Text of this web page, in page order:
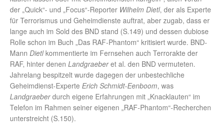
der „Quick“- und „Focus“-Reporter Wilhelm Dietl, der als Experte
für Terrorismus und Geheimdienste auftrat, aber zugab, dass er
lange auch im Sold des BND stand (S.149) und dessen dubiose
Rolle schon im Buch „Das RAF-Phantom“ kritisiert wurde. BND-
Mann Dietlkommentierte im Fernsehen auch Terrorakte der
RAF, hinter denen Landgraeberet al. den BND vermuteten.
Jahrelang bespitzelt wurde dagegen der unbestechliche
Geheimdienst-Experte Erich Schmidt-Eenboom, was
Landgraeberdurch eigene Erfahrungen mit „Knacklauten“ im
Telefon im Rahmen seiner eigenen „RAF-Phantom“-Recherchen
unterstreicht (S.150).